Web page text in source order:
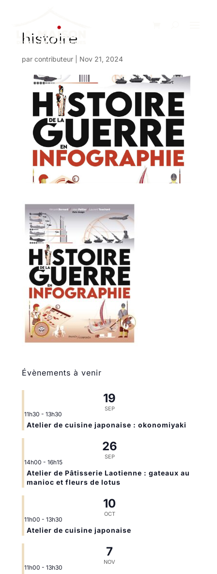
histoire
par contributeur| Nov 21, 2024
Évènements à venir
19
SEP
11h30 - 13h30
Atelier de cuisine japonaise : okonomiyaki
26
SEP
14h00 - 16h15
Atelier de Pâtisserie Laotienne : gateaux au
manioc et fleurs de lotus
10
OCT
11h00 - 13h30
Atelier de cuisine japonaise
7
NOV
11h00 - 13h30